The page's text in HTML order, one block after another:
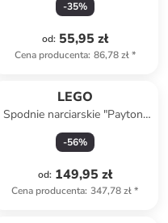
-35%
od: 55,95 zł
Cena producenta: 86,78 zł*
LEGO
Spodnie narciarskie "Payton"
w kolorze niebieskim
-56%
od: 149,95 zł
Cena producenta: 347,78 zł*